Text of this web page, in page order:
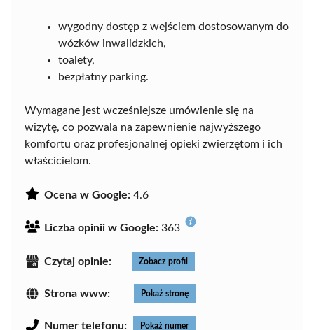
wygodny dostęp z wejściem dostosowanym do
wózków inwalidzkich,
toalety,
bezpłatny parking.
Wymagane jest wcześniejsze umówienie się na
wizytę, co pozwala na zapewnienie najwyższego
komfortu oraz profesjonalnej opieki zwierzętom i ich
właścicielom.
Ocena w Google: 4.6
Liczba opinii w Google: 363
Czytaj opinie: Zobacz profil
Strona www: Pokaż stronę
Numer telefonu: Pokaż numer